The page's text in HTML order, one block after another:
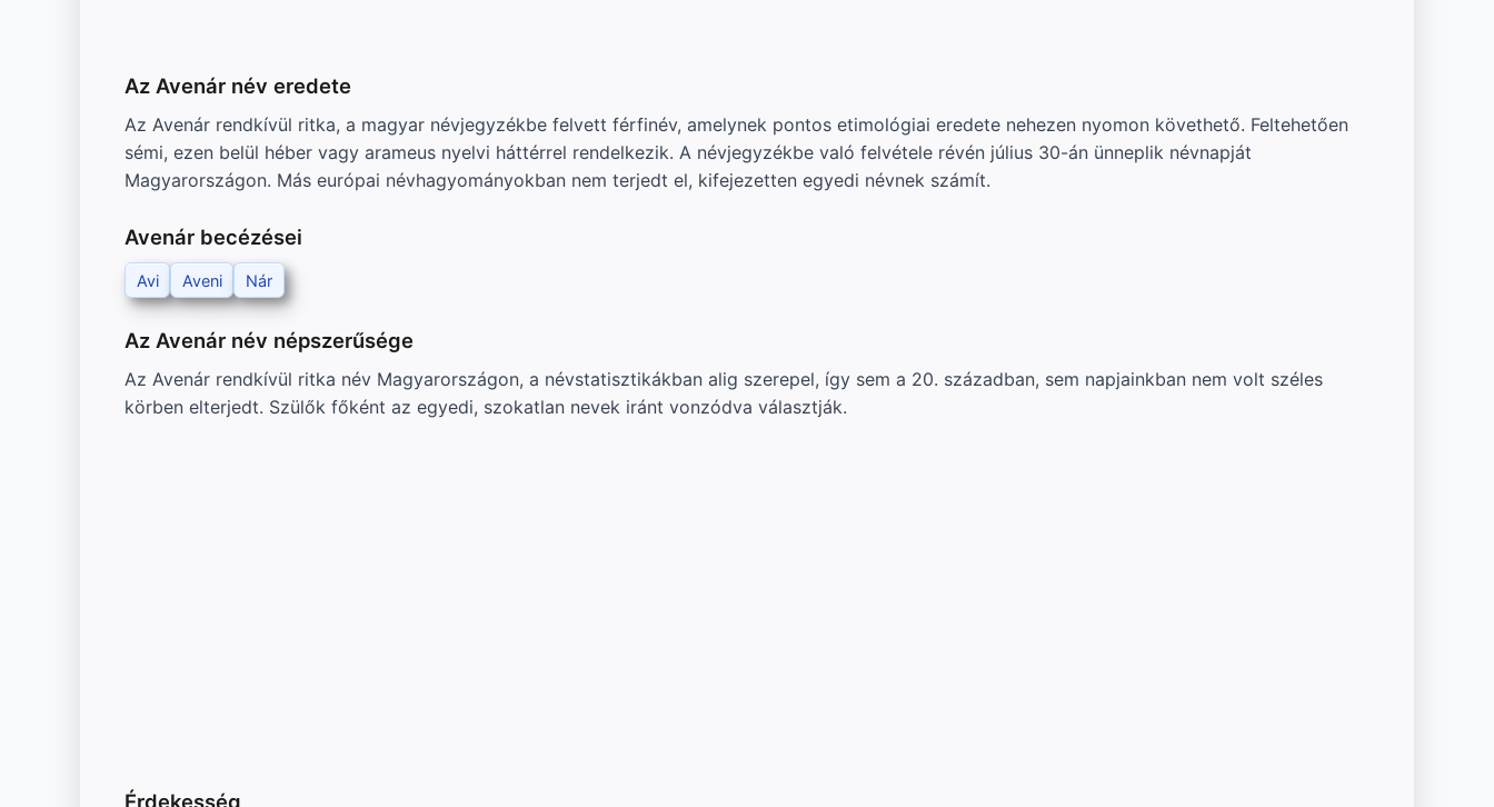
Az Avenár név eredete
Az Avenár rendkívül ritka, a magyar névjegyzékbe felvett férfinév, amelynek pontos etimológiai eredete nehezen nyomon követhető. Feltehetően
sémi, ezen belül héber vagy arameus nyelvi háttérrel rendelkezik. A névjegyzékbe való felvétele révén július 30-án ünneplik névnapját
Magyarországon. Más európai névhagyományokban nem terjedt el, kifejezetten egyedi névnek számít.
Avenár becézései
Avi Aveni Nár
Az Avenár név népszerűsége
Az Avenár rendkívül ritka név Magyarországon, a névstatisztikákban alig szerepel, így sem a 20. században, sem napjainkban nem volt széles
körben elterjedt. Szülők főként az egyedi, szokatlan nevek iránt vonzódva választják.
Érdekesség